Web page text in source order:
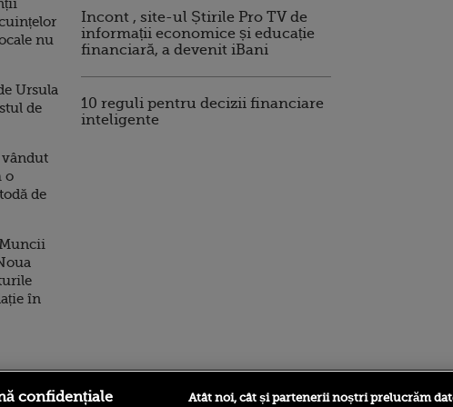
nu
Ursula
de
vândut
o
de
în
Incont , site-ul Știrile Pro TV de
informații economice și educație
financiară, a devenit iBani
10 reguli pentru decizii financiare
inteligente
it.ro foodstory.ro Procinema.ro
confidențiale Atât noi, cât și partenerii noștri prelucrăm